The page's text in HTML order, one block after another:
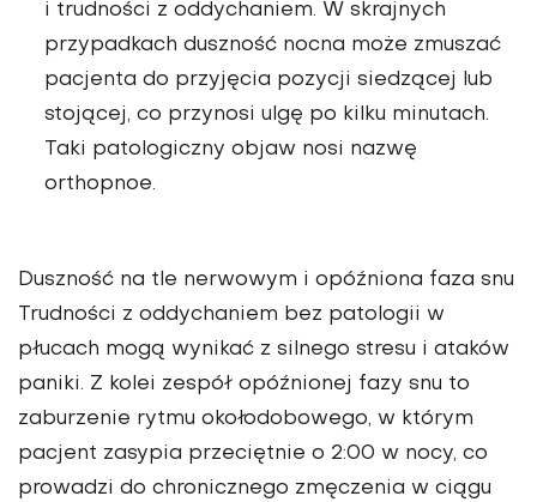
i trudności z oddychaniem. W skrajnych
przypadkach duszność nocna może zmuszać
pacjenta do przyjęcia pozycji siedzącej lub
stojącej, co przynosi ulgę po kilku minutach.
Taki patologiczny objaw nosi nazwę
orthopnoe.
Duszność na tle nerwowym i opóźniona faza snu
Trudności z oddychaniem bez patologii w
płucach mogą wynikać z silnego stresu i ataków
paniki. Z kolei zespół opóźnionej fazy snu to
zaburzenie rytmu okołodobowego, w którym
pacjent zasypia przeciętnie o 2:00 w nocy, co
prowadzi do chronicznego zmęczenia w ciągu